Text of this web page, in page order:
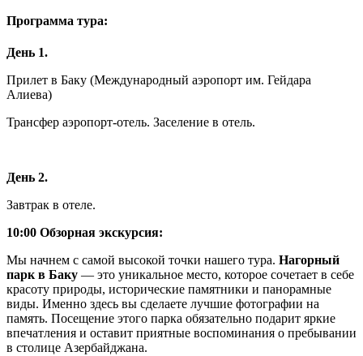
Программа тура:
День 1.
Прилет в Баку (Международный аэропорт им. Гейдара
Алиева)
Трансфер аэропорт-отель. Заселение в отель.
День 2.
Завтрак в отеле.
10:00 Обзорная экскурсия:
Мы начнем с самой высокой точки нашего тура. Нагорный
парк в Баку — это уникальное место, которое сочетает в себе
красоту природы, исторические памятники и панорамные
виды. Именно здесь вы сделаете лучшие фотографии на
память. Посещение этого парка обязательно подарит яркие
впечатления и оставит приятные воспоминания о пребывании
в столице Азербайджана.